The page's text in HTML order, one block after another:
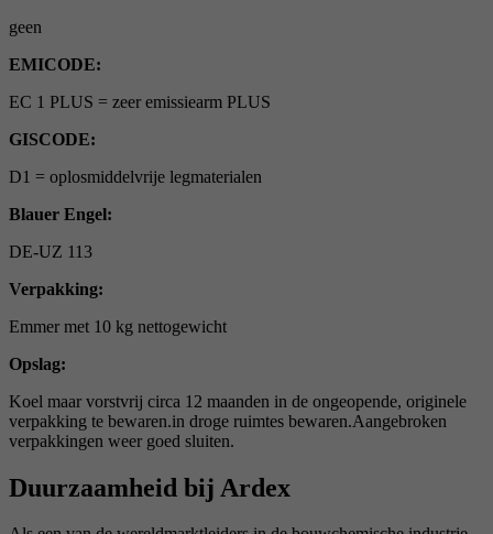
geen
EMICODE:
EC 1 PLUS = zeer emissiearm PLUS
GISCODE:
D1 = oplosmiddelvrije legmaterialen
Blauer Engel:
DE-UZ 113
Verpakking:
Emmer met 10 kg nettogewicht
Opslag:
Koel maar vorstvrij circa 12 maanden in de ongeopende, originele
verpakking te bewaren.in droge ruimtes bewaren.Aangebroken
verpakkingen weer goed sluiten.
Duurzaamheid bij Ardex